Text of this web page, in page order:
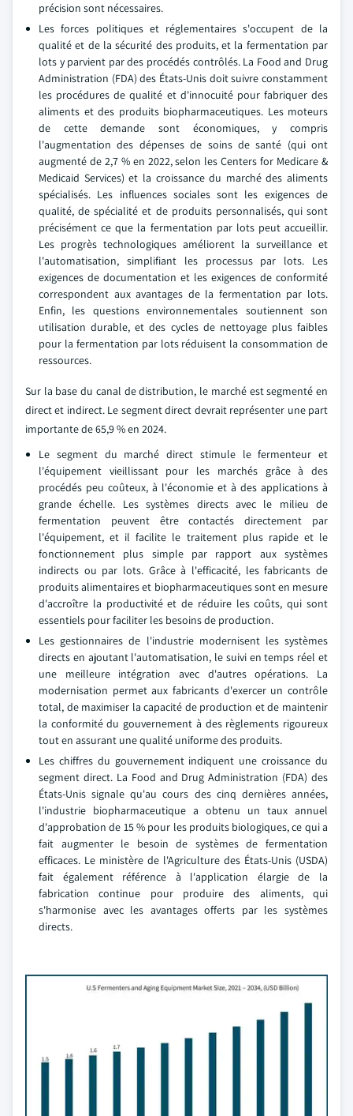
précision sont nécessaires.
Les forces politiques et réglementaires s'occupent de la
qualité et de la sécurité des produits, et la fermentation par
lots y parvient par des procédés contrôlés. La Food and Drug
Administration (FDA) des États-Unis doit suivre constamment
les procédures de qualité et d'innocuité pour fabriquer des
aliments et des produits biopharmaceutiques. Les moteurs
de cette demande sont économiques, y compris
l'augmentation des dépenses de soins de santé (qui ont
augmenté de 2,7 % en 2022, selon les Centers for Medicare &
Medicaid Services) et la croissance du marché des aliments
spécialisés. Les influences sociales sont les exigences de
qualité, de spécialité et de produits personnalisés, qui sont
précisément ce que la fermentation par lots peut accueillir.
Les progrès technologiques améliorent la surveillance et
l'automatisation, simplifiant les processus par lots. Les
exigences de documentation et les exigences de conformité
correspondent aux avantages de la fermentation par lots.
Enfin, les questions environnementales soutiennent son
utilisation durable, et des cycles de nettoyage plus faibles
pour la fermentation par lots réduisent la consommation de
ressources.
Sur la base du canal de distribution, le marché est segmenté en
direct et indirect. Le segment direct devrait représenter une part
importante de 65,9 % en 2024.
Le segment du marché direct stimule le fermenteur et
l'équipement vieillissant pour les marchés grâce à des
procédés peu coûteux, à l'économie et à des applications à
grande échelle. Les systèmes directs avec le milieu de
fermentation peuvent être contactés directement par
l'équipement, et il facilite le traitement plus rapide et le
fonctionnement plus simple par rapport aux systèmes
indirects ou par lots. Grâce à l'efficacité, les fabricants de
produits alimentaires et biopharmaceutiques sont en mesure
d'accroître la productivité et de réduire les coûts, qui sont
essentiels pour faciliter les besoins de production.
Les gestionnaires de l'industrie modernisent les systèmes
directs en ajoutant l'automatisation, le suivi en temps réel et
une meilleure intégration avec d'autres opérations. La
modernisation permet aux fabricants d'exercer un contrôle
total, de maximiser la capacité de production et de maintenir
la conformité du gouvernement à des règlements rigoureux
tout en assurant une qualité uniforme des produits.
Les chiffres du gouvernement indiquent une croissance du
segment direct. La Food and Drug Administration (FDA) des
États-Unis signale qu'au cours des cinq dernières années,
l'industrie biopharmaceutique a obtenu un taux annuel
d'approbation de 15 % pour les produits biologiques, ce qui a
fait augmenter le besoin de systèmes de fermentation
efficaces. Le ministère de l'Agriculture des États-Unis (USDA)
fait également référence à l'application élargie de la
fabrication continue pour produire des aliments, qui
s'harmonise avec les avantages offerts par les systèmes
directs.